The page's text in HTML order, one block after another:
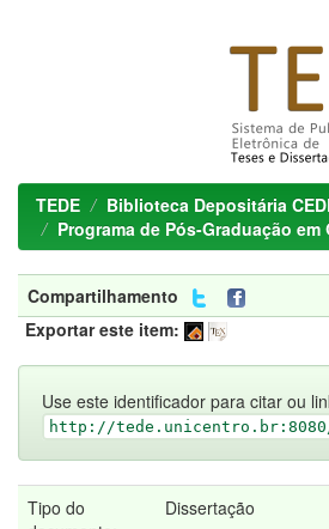
TEDE
Biblioteca Depositária
Programa de Pós-Graduação
Compartilhamento
Exportar este item:
Use este identificador para citar ou
http://
Tipo do
Dissertação